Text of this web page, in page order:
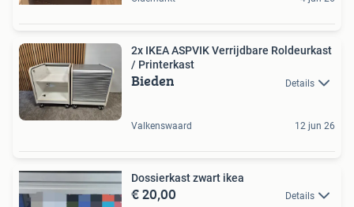
2x IKEA ASPVIK Verrijdbare Roldeurkast
/ Printerkast
Bieden Details
Valkenswaard 12 jun 26
Dossierkast zwart ikea
€ 20,00 Details